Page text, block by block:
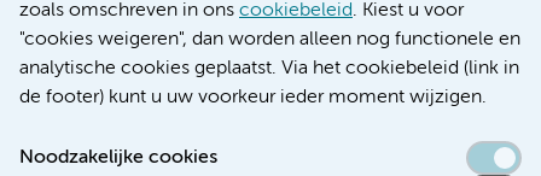
zoals omschreven in ons cookiebeleid. Kiest u voor
"cookies weigeren", dan worden alleen nog functionele en
analytische cookies geplaatst. Via het cookiebeleid (link in
de footer) kunt u uw voorkeur ieder moment wijzigen.
Noodzakelijke cookies
Verwijzen & diagnostiek